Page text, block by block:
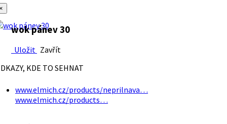
wok pánev 30
Uložit Zavřít
KDE TO SEHNAT
www.elmich.cz/products/neprilnava…
www.elmich.cz/products…